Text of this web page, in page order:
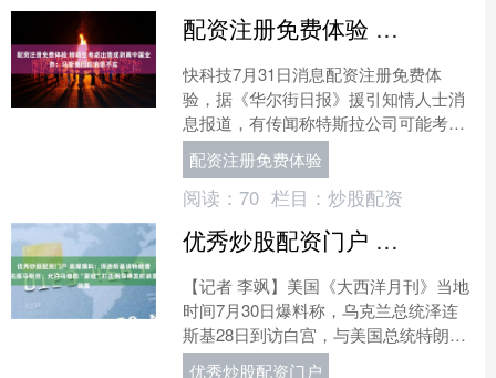
配资注册免费体验 特斯拉考虑出售或剥离中国业务：马斯克回应消息不实
快科技7月31日消息配资注册免费体
验，据《华尔街日报》援引知情人士消
息报道，有传闻称特斯拉公司可能考虑
出售或者剥离其中国业务，外界认为此
举大概率是为未来与Spa....
配资注册免费体验
阅读： 70 栏目： 炒股配资
优秀炒股配资门户 美媒爆料：泽连斯基请特朗普说服马斯克，允许乌借助“星链”打击俄导弹发射装置
【记者 李飒】美国《大西洋月刊》当地
时间7月30日爆料称，乌克兰总统泽连
斯基28日到访白宫，与美国总统特朗普
举行闭门会谈期间，向后者阐述了一项
优秀炒股配资门户